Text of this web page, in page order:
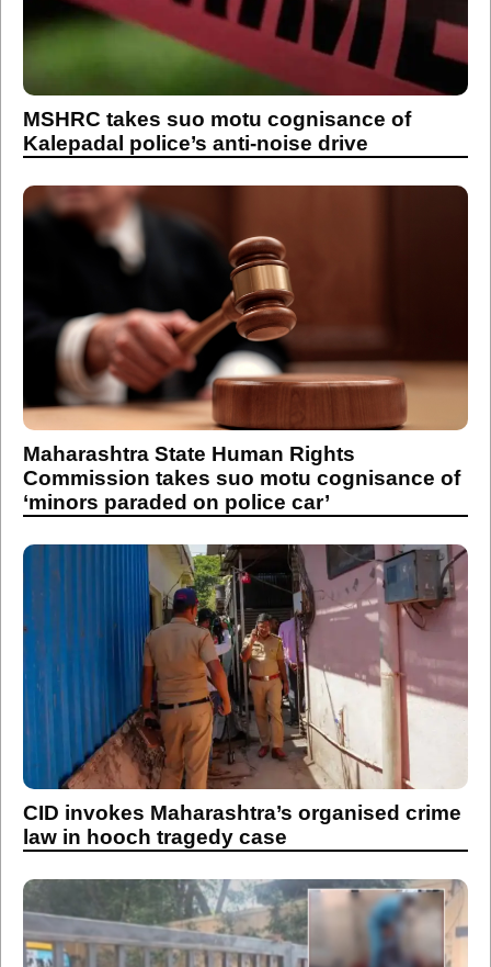
MSHRC takes suo motu cognisance of
Kalepadal police’s anti-noise drive
Maharashtra State Human Rights
Commission takes suo motu cognisance of
‘minors paraded on police car’
CID invokes Maharashtra’s organised crime
law in hooch tragedy case